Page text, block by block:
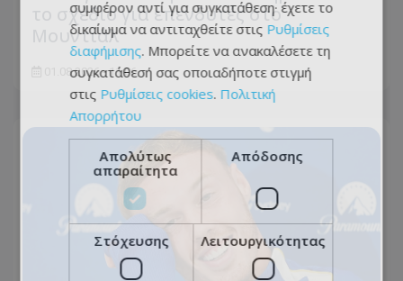
το σχέδιο για επενδυτές στο
Μουντιάλ
01.08.2026 - 11:06
συμφέρον αντί για συγκατάθεση· έχετε το
δικαίωμα να αντιταχθείτε στις Ρυθμίσεις
διαφήμισης. Μπορείτε να ανακαλέσετε τη
συγκατάθεσή σας οποιαδήποτε στιγμή
στις Ρυθμίσεις cookies. Πολιτική
Απορρήτου
Απολύτως
απαραίτητα
Απόδοσης
Στόχευσης Λειτουργικότητας